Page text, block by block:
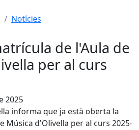
Notícies
de l'Aula de
per al curs
2025
informa que ja està oberta la
Música d'Olivella per al curs 2025-